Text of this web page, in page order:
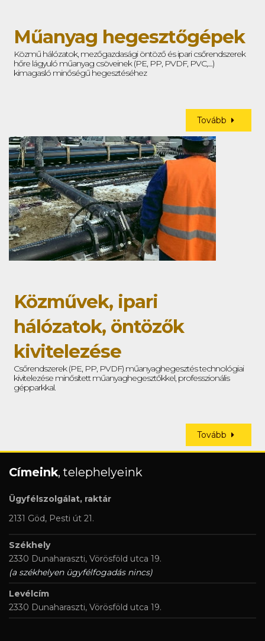
Műanyag hegesztőgépek
Közmű hálózatok, mezőgazdasági öntöző és ipari csőrendszerek
hőre lágyuló műanyag csöveinek (PE, PP, PVDF, PVC,....)
kimagasló minőségű hegesztéséhez
Tovább
Közművek, ipari
hálózatok, öntözők
kivitelezése
Csőrendszerek (PE, PP, PVDF) műanyaghegesztés technológiai
kivitelezése minősített műanyaghegesztőkkel, professzionális
gépparkkal.
Tovább
Címeink, telephelyeink
Ügyfélszolgálat, raktár
2131 Göd, Pesti út 21.
Székhely
2330 Dunaharaszti, Vörösföld utca 19.
(a székhelyen ügyfélfogadás nincs)
Levélcím
2330 Dunaharaszti, Vörösföld utca 19.